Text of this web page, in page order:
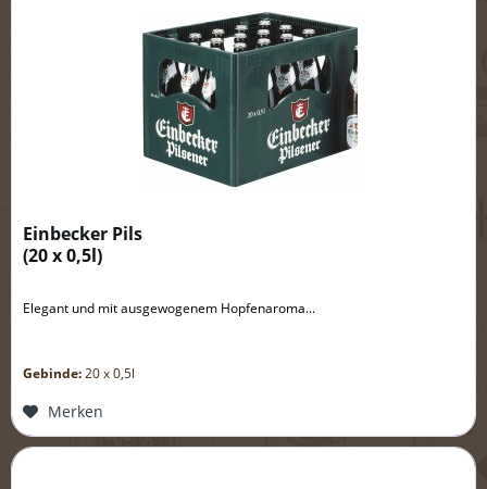
Einbecker Pils
(20 x 0,5l)
Elegant und mit ausgewogenem Hopfenaroma...
Gebinde:20 x 0,5l
Merken